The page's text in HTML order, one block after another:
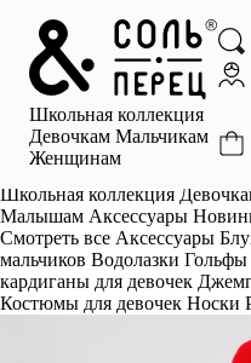
Школьная коллекция
Девочкам Мальчикам
Женщинам
Главная
Каталог
Избранное
Школьная коллекция
Малышам Аксессуары
Смотреть все Аксессуары
мальчиков Водолазки Гольфы
кардиганы для девочек
Костюмы для девочек Носки